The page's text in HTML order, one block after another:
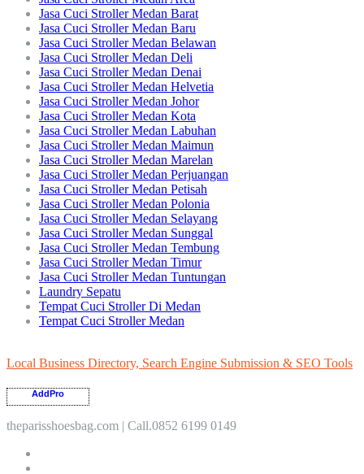
Jasa Cuci Stroller Medan Barat
Jasa Cuci Stroller Medan Baru
Jasa Cuci Stroller Medan Belawan
Jasa Cuci Stroller Medan Deli
Jasa Cuci Stroller Medan Denai
Jasa Cuci Stroller Medan Helvetia
Jasa Cuci Stroller Medan Johor
Jasa Cuci Stroller Medan Kota
Jasa Cuci Stroller Medan Labuhan
Jasa Cuci Stroller Medan Maimun
Jasa Cuci Stroller Medan Marelan
Jasa Cuci Stroller Medan Perjuangan
Jasa Cuci Stroller Medan Petisah
Jasa Cuci Stroller Medan Polonia
Jasa Cuci Stroller Medan Selayang
Jasa Cuci Stroller Medan Sunggal
Jasa Cuci Stroller Medan Tembung
Jasa Cuci Stroller Medan Timur
Jasa Cuci Stroller Medan Tuntungan
Laundry Sepatu
Tempat Cuci Stroller Di Medan
Tempat Cuci Stroller Medan
Local Business Directory, Search Engine Submission & SEO Tools
AddPro
theparisshoesbag.com | Call.0852 6199 0149